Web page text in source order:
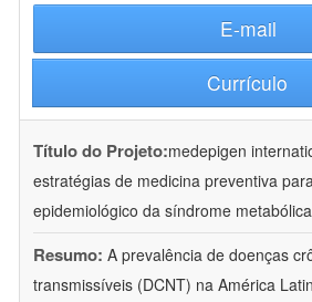
E-mail
Currículo
Título do Projeto:medepigen
estratégias de medicina preventiva
epidemiológico da síndrome metabólica
Resumo: A prevalência de doenças
transmissíveis (DCNT) na América